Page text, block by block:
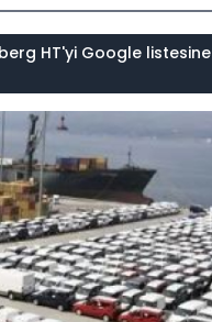
HT'yi Google listesine